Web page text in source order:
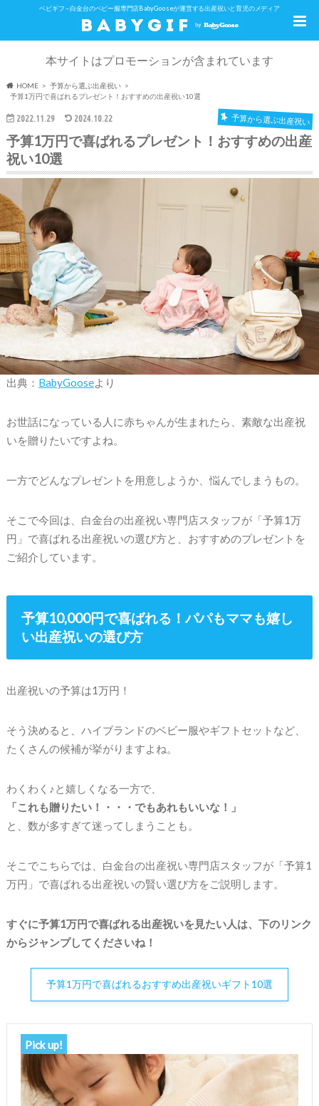
ベビギフ – 白金台のベビー服専門店BabyGooseが運営する出産祝いと育児のメディア
本サイトはプロモーションが含まれています
HOME
予算から選ぶ出産祝い
予算1万円で喜ばれるプレゼント！おすすめの出産祝い10選
2022.11.29 2024.10.22 予算から選ぶ出産祝い
予算1万円で喜ばれるプレゼント！おすすめの出産
祝い10選
出典： BabyGooseより
お世話になっている人に赤ちゃんが生まれたら、素敵な出産祝
いを贈りたいですよね。
一方でどんなプレゼントを用意しようか、悩んでしまうもの。
そこで今回は、白金台の出産祝い専門店スタッフが「予算1万
円」で喜ばれる出産祝いの選び方と、おすすめのプレゼントを
ご紹介しています。
予算10,000円で喜ばれる！パパもママも嬉し
い出産祝いの選び方
出産祝いの予算は1万円！
そう決めると、ハイブランドのベビー服やギフトセットなど、
たくさんの候補が挙がりますよね。
わくわく♪と嬉しくなる一方で、
「これも贈りたい！・・・でもあれもいいな！」
と、数が多すぎて迷ってしまうことも。
そこでこちらでは、白金台の出産祝い専門店スタッフが「予算1
万円」で喜ばれる出産祝いの賢い選び方をご説明します。
すぐに予算1万円で喜ばれる出産祝いを見たい人は、下のリンク
からジャンプしてくださいね！
予算1万円で喜ばれるおすすめ出産祝いギフト10選
Pick up!